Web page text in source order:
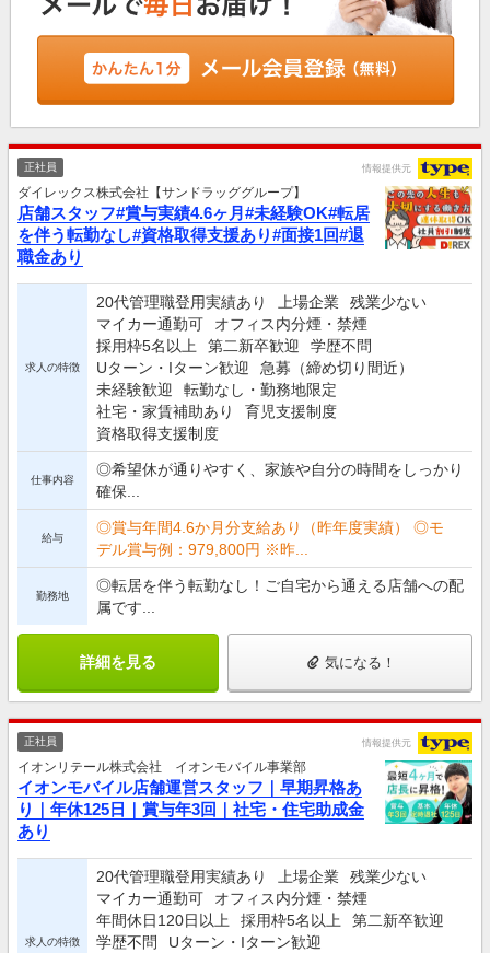
正社員 情報提供元
ダイレックス株式会社【サンドラッググループ】
店舗スタッフ#賞与実績4.6ヶ月#未経験OK#転居
を伴う転勤なし#資格取得支援あり#面接1回#退
職金あり
求人の特徴
20代管理職登用実績あり 上場企業
残業少ない
マイカー通勤可
オフィス内分煙・禁煙
採用枠5名以上
第二新卒歓迎
学歴不問
Uターン・Iターン歓迎
急募（締め切り間近）
未経験歓迎
転勤なし・勤務地限定
社宅・家賃補助あり
育児支援制度
資格取得支援制度
仕事内容
◎希望休が通りやすく、家族や自分の時間をしっかり
確保...
給与
◎賞与年間4.6か月分支給あり（昨年度実績） ◎モ
デル賞与例：979,800円 ※昨...
勤務地
◎転居を伴う転勤なし！ご自宅から通える店舗への配
属です...
詳細を見る 気になる！
正社員 情報提供元
イオンリテール株式会社 イオンモバイル事業部
イオンモバイル店舗運営スタッフ｜早期昇格あ
り｜年休125日｜賞与年3回｜社宅・住宅助成金
あり
求人の特徴
20代管理職登用実績あり 上場企業
残業少ない
マイカー通勤可
オフィス内分煙・禁煙
年間休日120日以上
採用枠5名以上
第二新卒歓迎
学歴不問
Uターン・Iターン歓迎